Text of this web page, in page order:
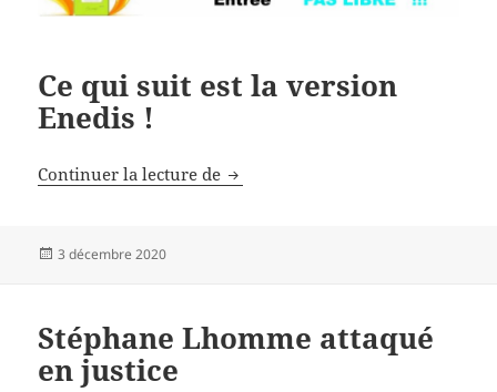
Ce qui suit est la version
Enedis !
Continuer la lecture de De nouveaux chiffres sur les
Publié
3 décembre 2020
Stéphane Lhomme attaqué
en justice